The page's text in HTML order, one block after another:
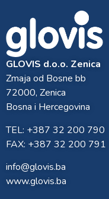
GLOVIS d.o.o. Zenica
Zmaja od Bosne bb
72000, Zenica
Bosna i Hercegovina
TEL: +387 32 200 790
FAX: +387 32 200 791
info@glovis.ba
www.glovis.ba